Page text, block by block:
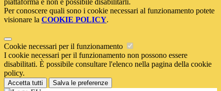
Per conoscere quali sono i cookie necessari al funzionamento potete
visionare la COOKIE POLICY.
Cookie necessari per il funzionamento
I cookie necessari per il funzionamento non possono essere
disabilitati. È possibile consultare l'elenco nella pagina della cookie
policy.
Accetta tutti Salva le preferenze